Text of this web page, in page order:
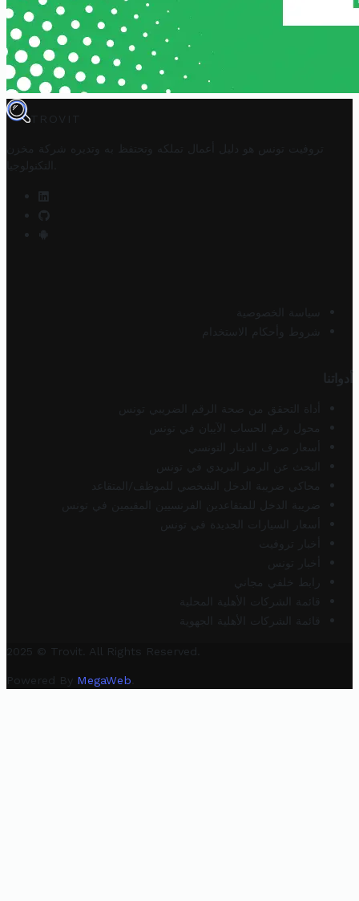
TROVIT
تروفيت تونس هو دليل أعمال تملكه وتحتفظ به وتديره
شركة مخزن
التكنولوجيا
سياسة الخصوصية
شروط وأحكام الاستخدام
أدواتنا
أداة التحقق من صحة الرقم الضريبي تونس
محول رقم الحساب الآيبان في تونس
أسعار صرف الدينار التونسي
البحث عن الرمز البريدي في تونس
محاكي ضريبة الدخل الشخصي للموظف/المتقاعد
ضريبة الدخل للمتقاعدين الفرنسيين المقيمين في تونس
أسعار السيارات الجديدة في تونس
أخبار تروفيت
أخبار تونس
رابط خلفي مجاني
قائمة الشركات الأهلية المحلية
قائمة الشركات الأهلية الجهوية
2025 © Trovit. All Rights Reserved.
Powered By MegaWeb